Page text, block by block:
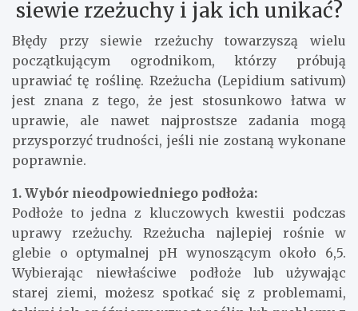
Jakie są najczęstsze błędy przy
siewie rzeżuchy i jak ich unikać?
Błędy przy siewie rzeżuchy towarzyszą wielu
początkującym ogrodnikom, którzy próbują
uprawiać tę roślinę. Rzeżucha (Lepidium sativum)
jest znana z tego, że jest stosunkowo łatwa w
uprawie, ale nawet najprostsze zadania mogą
przysporzyć trudności, jeśli nie zostaną wykonane
poprawnie.
1. Wybór nieodpowiedniego podłoża:
Podłoże to jedna z kluczowych kwestii podczas
uprawy rzeżuchy. Rzeżucha najlepiej rośnie w
glebie o optymalnej pH wynoszącym około 6,5.
Wybierając niewłaściwe podłoże lub używając